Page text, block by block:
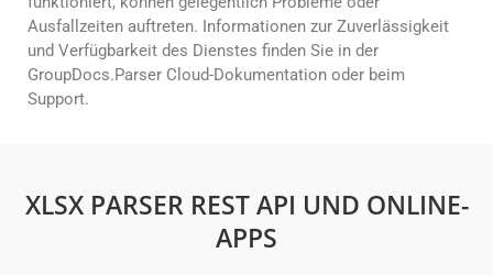
Ausfallzeiten auftreten. Informationen zur Zuverlässigkeit
und Verfügbarkeit des Dienstes finden Sie in der
GroupDocs.Parser Cloud-Dokumentation oder beim
Support.
XLSX PARSER REST API UND ONLINE-
APPS